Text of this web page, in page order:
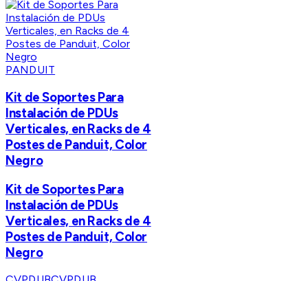
PANDUIT
Kit de Soportes Para
Instalación de PDUs
Verticales, en Racks de 4
Postes de Panduit, Color
Negro
Kit de Soportes Para
Instalación de PDUs
Verticales, en Racks de 4
Postes de Panduit, Color
Negro